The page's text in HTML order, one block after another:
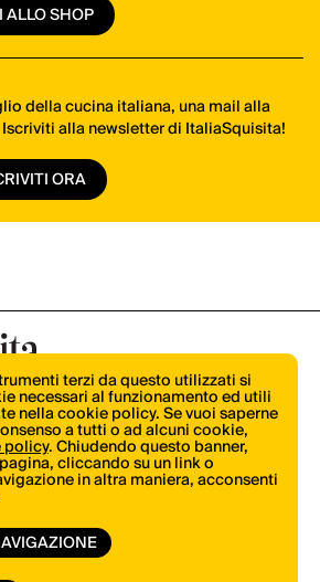
ALLO SHOP
della cucina italiana, una mail alla
alla newsletter di ItaliaSquisita!
ORA
Vertical.it
terzi da questo utilizzati si
necessari al funzionamento ed utili
nella cookie policy. Se vuoi saperne
a tutti o ad alcuni cookie,
policy. Chiudendo questo banner,
cliccando su un link o
in altra maniera, acconsenti